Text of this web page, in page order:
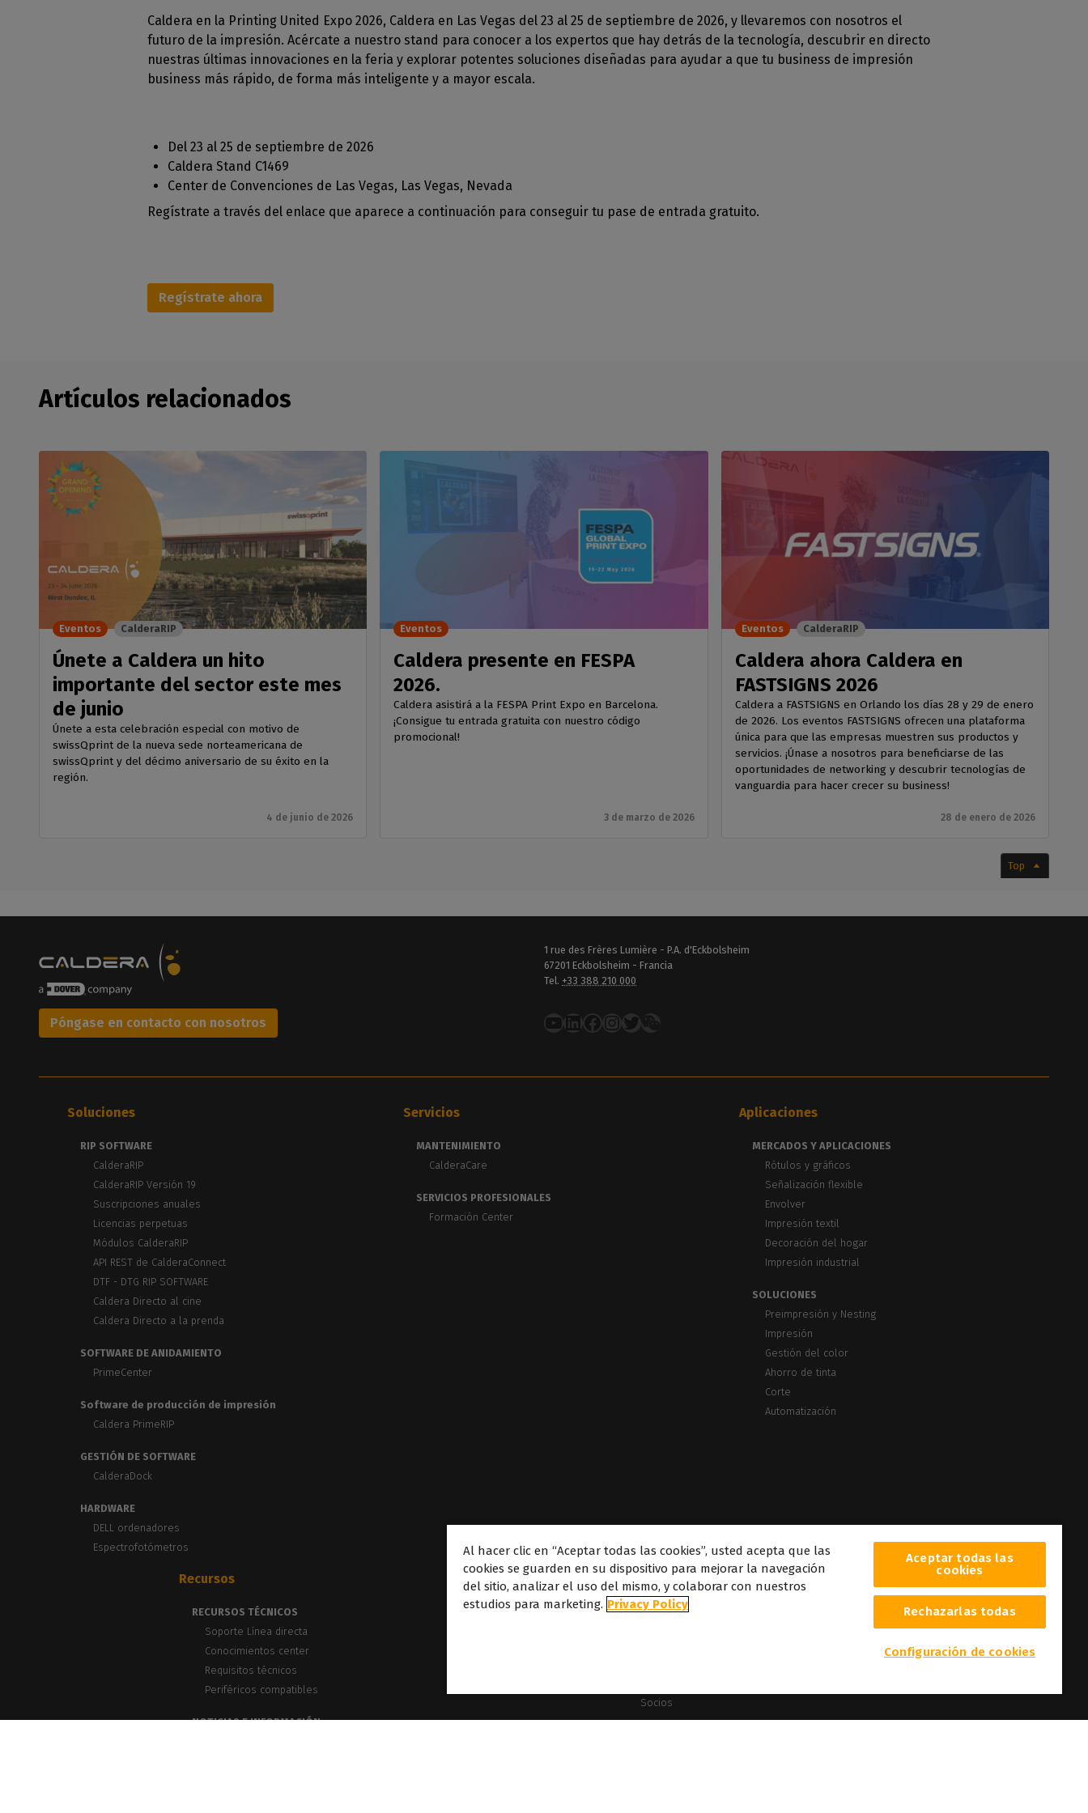
Licencias perpetuas de RIP
Módulos CalderaRIP
Conozca los módulos
CalderaRIP y sus potentes
CalderaConnect
Su solución API REST
DTF - DTG RIP SOFTWARE
Caldera Directo al
prenda
CalderaDock
Gestione todas sus
soluciones Caldera
HARDWARE
Espectrofotómetros
del color
estampadas
Decoración del hogar
Decoración interior impresa
Reducir el consumo de tinta
Corte
Periféricos
compatibles
Compruebe la compatibilidad
de sus impresoras y
Boletín
Reciba nuestras noticias
directamente en su buzón
Caldera en la Printing United Expo 2026, Caldera en Las Vegas del 23 al 25 de septiembre de 2026, y llevaremos con nosotros el
futuro de la impresión. Acércate a nuestro stand para conocer a los expertos que hay detrás de la tecnología, descubrir en directo
nuestras últimas innovaciones en la feria y explorar potentes soluciones diseñadas para ayudar a que tu business de impresión
business más rápido, de forma más inteligente y a mayor escala.
Del 23 al 25 de septiembre de 2026
Caldera Stand C1469
Center de Convenciones de Las Vegas, Las Vegas, Nevada
Regístrate a través del enlace que aparece a continuación para conseguir tu pase de entrada gratuito.
Regístrate ahora
Artículos relacionados
Únete a Caldera un hito
importante del sector este mes
de junio
Únete a esta celebración especial con motivo de
swissQprint de la nueva sede norteamericana de
swissQprint y del décimo aniversario de su éxito en la
región.
4 de junio de 2026
Eventos CalderaRIP
Caldera presente en FESPA
2026.
Caldera asistirá a la FESPA Print Expo en Barcelona.
¡Consigue tu entrada gratuita con nuestro código
promocional!
3 de marzo de 2026
Eventos
Caldera ahora Caldera en
FASTSIGNS 2026
Caldera a FASTSIGNS en Orlando los días 28 y 29 de enero
de 2026. Los eventos FASTSIGNS ofrecen una plataforma
única para que las empresas muestren sus productos y
servicios. ¡Únase a nosotros para beneficiarse de las
oportunidades de networking y descubrir tecnologías de
vanguardia para hacer crecer su business!
28 de enero de 2026
Eventos CalderaRIP
Top
1 rue des Frères Lumière - P.A. d'Eckbolsheim
67201 Eckbolsheim - Francia
Tel. +33 388 210 000
Póngase en contacto con nosotros YouTube
LinkedIn
Facebook
Instagram
Twitter
Soluciones
RIP SOFTWARE
CalderaRIP
CalderaRIP Versión 19
Suscripciones anuales
Licencias perpetuas
Módulos CalderaRIP
API REST de CalderaConnect
DTF - DTG RIP SOFTWARE
Caldera Directo al cine
Caldera Directo a la prenda
SOFTWARE DE ANIDAMIENTO
PrimeCenter
Software de producción de impresión
Caldera PrimeRIP
GESTIÓN DE SOFTWARE
CalderaDock
HARDWARE
DELL ordenadores
Espectrofotómetros
Servicios
MANTENIMIENTO
CalderaCare
SERVICIOS PROFESIONALES
Formación Center
Aplicaciones
MERCADOS Y APLICACIONES
Rótulos y gráficos
Señalización flexible
Envolver
Impresión textil
Decoración del hogar
Impresión industrial
SOLUCIONES
Preimpresión y Nesting
Impresión
Gestión del color
Ahorro de tinta
Corte
Automatización
Recursos
RECURSOS TÉCNICOS
Soporte Línea directa
Conocimientos center
Requisitos técnicos
Periféricos compatibles
NOTICIAS E INFORMACIÓN
Acerca de
Acerca de Caldera
Socios
Al hacer clic en “Aceptar todas las cookies”, usted acepta que las
cookies se guarden en su dispositivo para mejorar la navegación
del sitio, analizar el uso del mismo, y colaborar con nuestros
estudios para marketing. Privacy Policy
Aceptar todas las
cookies
Rechazarlas todas
Configuración de cookies